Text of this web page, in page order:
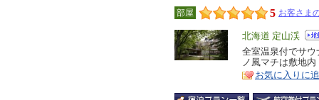
部屋 5 お客さま
エ
リ
ア
北海道 定山渓
特
徴
全室温泉付でサ
ノ風マチは敷地内
お気に入りに